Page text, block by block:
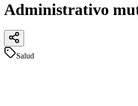
Administrativo
Salud